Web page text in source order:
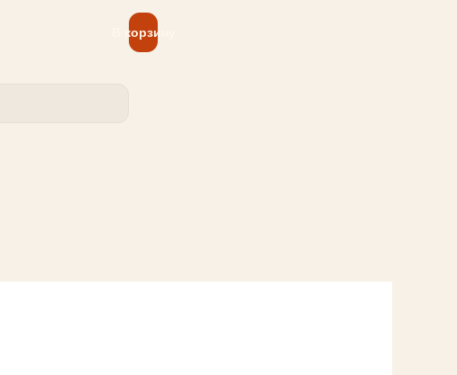
В корзину